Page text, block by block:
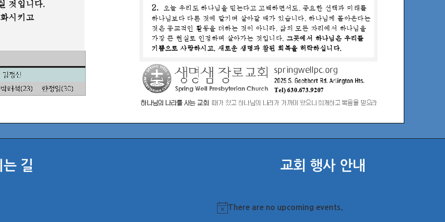
는 길 교회 행사 안내
Notice
There are no upcoming events.